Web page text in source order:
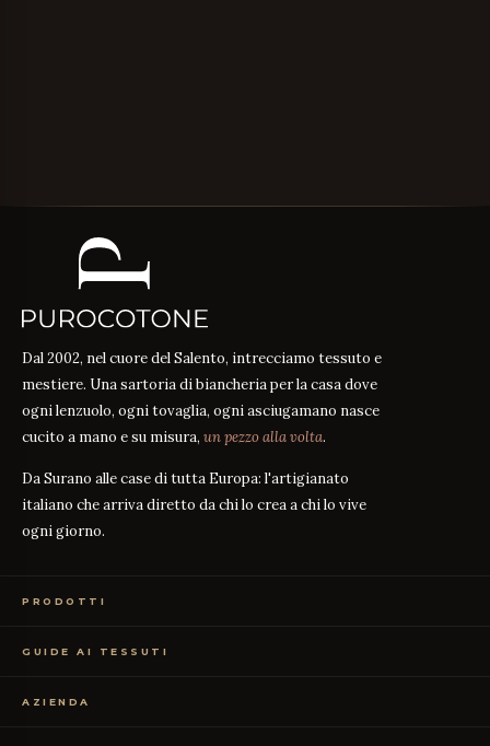
Dal 2002, nel cuore del Salento, intrecciamo tessuto e
mestiere. Una sartoria di biancheria per la casa dove
ogni lenzuolo, ogni tovaglia, ogni asciugamano nasce
cucito a mano e su misura, un pezzo alla volta.
Da Surano alle case di tutta Europa: l'artigianato
italiano che arriva diretto da chi lo crea a chi lo vive
ogni giorno.
PRODOTTI
Biancheria Tavola
Abbigliamento
GUIDE AI TESSUTI
Percalle o Raso?
AZIENDA